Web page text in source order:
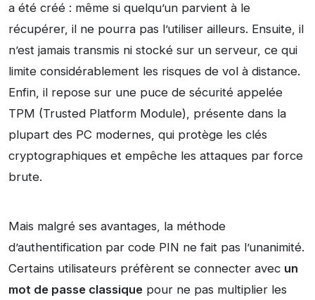
a été créé : même si quelqu’un parvient à le
récupérer, il ne pourra pas l’utiliser ailleurs. Ensuite, il
n’est jamais transmis ni stocké sur un serveur, ce qui
limite considérablement les risques de vol à distance.
Enfin, il repose sur une puce de sécurité appelée
TPM (Trusted Platform Module), présente dans la
plupart des PC modernes, qui protège les clés
cryptographiques et empêche les attaques par force
brute.
Mais malgré ses avantages, la méthode
d’authentification par code PIN ne fait pas l’unanimité.
Certains utilisateurs préfèrent se connecter avec un
mot de passe classique pour ne pas multiplier les